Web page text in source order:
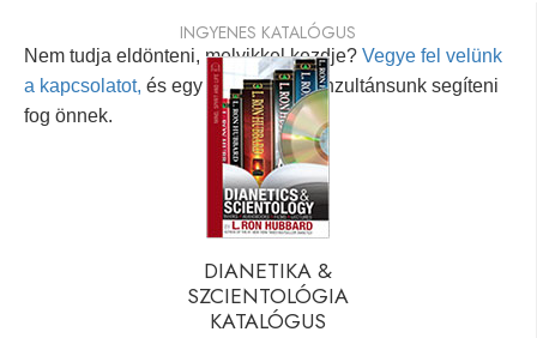
Nem tudja eldönteni, melyikkel kezdje? Vegye fel velünk
a kapcsolatot, és egy személyes konzultánsunk segíteni
fog önnek.
INGYENES KATALÓGUS
DIANETIKA &
SZCIENTOLÓGIA
KATALÓGUS